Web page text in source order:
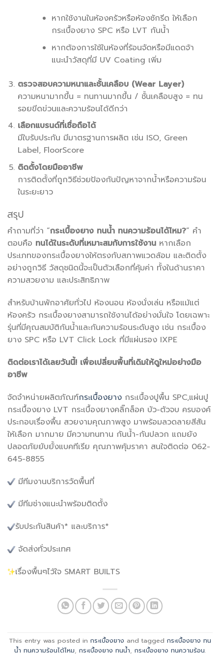
หากใช้งานในห้องครัวหรือห้องซักรีด ให้เลือก
กระเบื้องยาง SPC หรือ LVT กันน้ำ
หากต้องการใช้ในห้องที่ร้อนจัดหรือมีแดดจ้า
แนะนำวัสดุที่มี UV Coating เพิ่ม
ตรวจสอบความหนาและชั้นเคลือบ (Wear Layer)
ความหนามากขึ้น = ทนทานมากขึ้น / ชั้นเคลือบสูง = ทน
รอยขีดข่วนและความร้อนได้ดีกว่า
เลือกแบรนด์ที่เชื่อถือได้
มีใบรับประกัน มีมาตรฐานการผลิต เช่น ISO, Green
Label, FloorScore
ติดตั้งโดยมืออาชีพ
การติดตั้งที่ถูกวิธีช่วยป้องกันปัญหาจากน้ำหรือความร้อน
ในระยะยาว
สรุป
คำถามที่ว่า “กระเบื้องยาง ทนน้ำ ทนความร้อนได้ไหม?” คำ
ตอบคือ ทนได้ในระดับที่เหมาะสมกับการใช้งาน หากเลือก
ประเภทของกระเบื้องยางให้ตรงกับสภาพแวดล้อม และติดตั้ง
อย่างถูกวิธี วัสดุชนิดนี้จะเป็นตัวเลือกที่คุ้มค่า ทั้งในด้านราคา
ความสวยงาม และประสิทธิภาพ
สำหรับบ้านพักอาศัยทั่วไป ห้องนอน ห้องนั่งเล่น หรือแม้แต่
ห้องครัว กระเบื้องยางสามารถใช้งานได้อย่างมั่นใจ โดยเฉพาะ
รุ่นที่มีคุณสมบัติกันน้ำและกันความร้อนระดับสูง เช่น กระเบื้อง
ยาง SPC หรือ LVT Click Lock ที่มีแผ่นรอง IXPE
ติดต่อเราได้เลยวันนี้! เพื่อเปลี่ยนพื้นที่เดิมให้ดูใหม่อย่างมือ
อาชีพ
จัดจำหน่ายผลิตภัณฑ์กระเบื้องยาง กระเบื้องปูพื้น SPC,แผ่นปู
กระเบื้องยาง LVT กระเบื้องยางคลิ๊กล็อค บัว-ตัวจบ ครบองค์
ประกอบเรื่องพื้น สวยงามคุณภาพสูง มาพร้อมลวดลายสีสัน
ให้เลือก มากมาย มีความทนทาน กันน้ำ-กันปลวก แถมยัง
ปลอดภัยยับยั้งแบคทีเรีย คุณภาพคุ้มราคา สนใจติดต่อ 062-
645-8855
มีทีมงานบริการวัดพื้นที่
มีทีมช่างแนะนำพร้อมติดตั้ง
รับประกันสินค้า* และบริการ*
จัดส่งทั่วประเทศ
เรื่องพื้นๆไว้ใจ SMART BUILTS
This entry was posted in กระเบื้องยาง and tagged กระเบื้องยาง ทน
น้ำ ทนความร้อนได้ไหม, กระเบื้องยาง ทนน้ำ, กระเบื้องยาง ทนความร้อน.